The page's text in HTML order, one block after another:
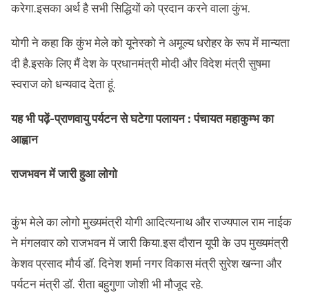
करेगा.इसका अर्थ है सभी सिद्धियों को प्रदान करने वाला कुंभ.
योगी ने कहा कि कुंभ मेले को यूनेस्को ने अमूल्य धरोहर के रूप में मान्यता
दी है.इसके लिए मैं देश के प्रधानमंत्री मोदी और विदेश मंत्री सुषमा
स्वराज को धन्यवाद देता हूं.
यह भी पढ़ें-प्राणवायु पर्यटन से घटेगा पलायन : पंचायत महाकुम्भ का
आह्वान
राजभवन में जारी हुआ लोगो
कुंभ मेले का लोगो मुख्यमंत्री योगी आदित्यनाथ और राज्यपाल राम नाईक
ने मंगलवार को राजभवन में जारी किया.इस दौरान यूपी के उप मुख्यमंत्री
केशव प्रसाद मौर्य डॉ. दिनेश शर्मा नगर विकास मंत्री सुरेश खन्ना और
पर्यटन मंत्री डॉ. रीता बहुगुणा जोशी भी मौजूद रहे.